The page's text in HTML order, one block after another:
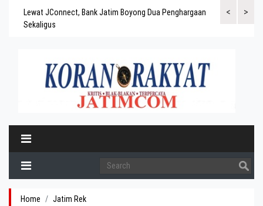
<
Lewat JConnect, Bank Jatim Boyong Dua Penghargaan
Sekaligus
Bank Jatim
>
Home
Jatim Rek